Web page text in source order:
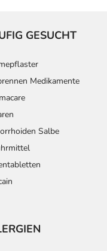
GESUCHT
Medikamente
Salbe